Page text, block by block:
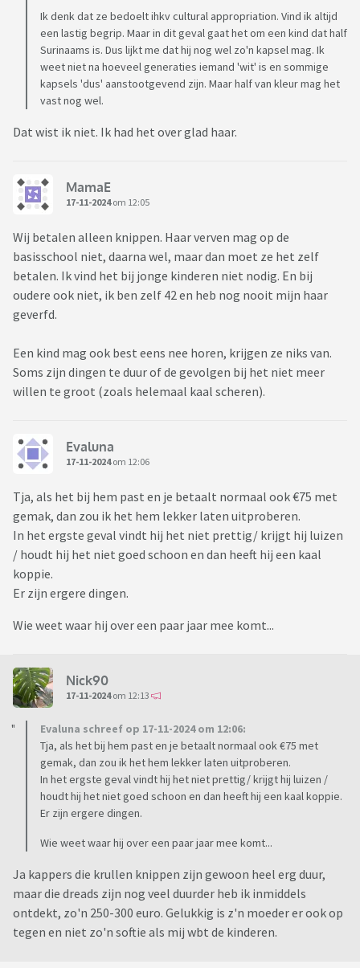
Ik denk dat ze bedoelt ihkv cultural appropriation. Vind ik altijd
een lastig begrip. Maar in dit geval gaat het om een kind dat half
Surinaams is. Dus lijkt me dat hij nog wel zo'n kapsel mag. Ik
weet niet na hoeveel generaties iemand 'wit' is en sommige
kapsels 'dus' aanstootgevend zijn. Maar half van kleur mag het
vast nog wel.
Dat wist ik niet. Ik had het over glad haar.
MamaE
17-11-2024om 12:05
Wij betalen alleen knippen. Haar verven mag op de
basisschool niet, daarna wel, maar dan moet ze het zelf
betalen. Ik vind het bij jonge kinderen niet nodig. En bij
oudere ook niet, ik ben zelf 42 en heb nog nooit mijn haar
geverfd.
Een kind mag ook best eens nee horen, krijgen ze niks van.
Soms zijn dingen te duur of de gevolgen bij het niet meer
willen te groot (zoals helemaal kaal scheren).
Evaluna
17-11-2024om 12:06
Tja, als het bij hem past en je betaalt normaal ook €75 met
gemak, dan zou ik het hem lekker laten uitproberen.
In het ergste geval vindt hij het niet prettig/ krijgt hij luizen
/ houdt hij het niet goed schoon en dan heeft hij een kaal
koppie.
Er zijn ergere dingen.
Wie weet waar hij over een paar jaar mee komt...
Nick90
17-11-2024om 12:13
Evaluna schreef op 17-11-2024 om 12:06:
Tja, als het bij hem past en je betaalt normaal ook €75 met
gemak, dan zou ik het hem lekker laten uitproberen.
In het ergste geval vindt hij het niet prettig/ krijgt hij luizen /
houdt hij het niet goed schoon en dan heeft hij een kaal koppie.
Er zijn ergere dingen.
Wie weet waar hij over een paar jaar mee komt...
Ja kappers die krullen knippen zijn gewoon heel erg duur,
maar die dreads zijn nog veel duurder heb ik inmiddels
ontdekt, zo'n 250-300 euro. Gelukkig is z'n moeder er ook op
tegen en niet zo'n softie als mij wbt de kinderen.